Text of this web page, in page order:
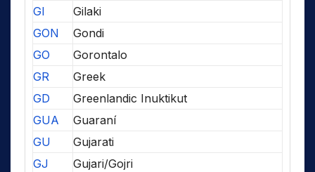
GI
Gilaki
GON
Gondi
GO
Gorontalo
GR
Greek
GD
Greenlandic Inuktikut
GUA
Guaraní
GU
Gujarati
GJ
Gujari/Gojri